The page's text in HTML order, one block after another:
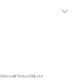
Köpvillkor